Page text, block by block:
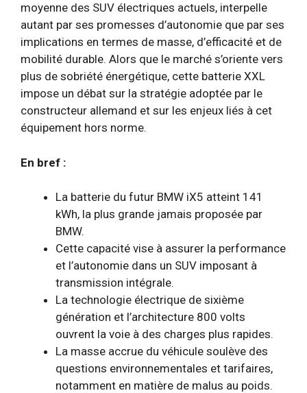
moyenne des SUV électriques actuels, interpelle
autant par ses promesses d’autonomie que par ses
implications en termes de masse, d’efficacité et de
mobilité durable. Alors que le marché s’oriente vers
plus de sobriété énergétique, cette batterie XXL
impose un débat sur la stratégie adoptée par le
constructeur allemand et sur les enjeux liés à cet
équipement hors norme.
En bref :
La batterie du futur BMW iX5 atteint 141
kWh, la plus grande jamais proposée par
BMW.
Cette capacité vise à assurer la performance
et l’autonomie dans un SUV imposant à
transmission intégrale.
La technologie électrique de sixième
génération et l’architecture 800 volts
ouvrent la voie à des charges plus rapides.
La masse accrue du véhicule soulève des
questions environnementales et tarifaires,
notamment en matière de malus au poids.